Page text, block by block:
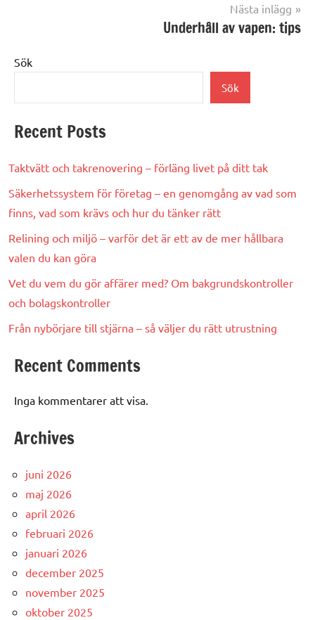
Nästa inlägg
Underhåll av vapen: tips
Sök
Sök
Recent Posts
Taktvätt och takrenovering – förläng livet på ditt tak
Säkerhetssystem för företag – en genomgång av vad som
finns, vad som krävs och hur du tänker rätt
Relining och miljö – varför det är ett av de mer hållbara
valen du kan göra
Vet du vem du gör affärer med? Om bakgrundskontroller
och bolagskontroller
Från nybörjare till stjärna – så väljer du rätt utrustning
Recent Comments
Inga kommentarer att visa.
Archives
juni 2026
maj 2026
april 2026
februari 2026
januari 2026
december 2025
november 2025
oktober 2025